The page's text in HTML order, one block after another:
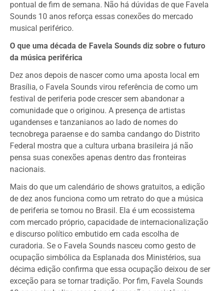
pontual de fim de semana. Não há dúvidas de que Favela
Sounds 10 anos reforça essas conexões do mercado
musical periférico.
O que uma década de Favela Sounds diz sobre o futuro
da música periférica
Dez anos depois de nascer como uma aposta local em
Brasília, o Favela Sounds virou referência de como um
festival de periferia pode crescer sem abandonar a
comunidade que o originou. A presença de artistas
ugandenses e tanzanianos ao lado de nomes do
tecnobrega paraense e do samba candango do Distrito
Federal mostra que a cultura urbana brasileira já não
pensa suas conexões apenas dentro das fronteiras
nacionais.
Mais do que um calendário de shows gratuitos, a edição
de dez anos funciona como um retrato do que a música
de periferia se tornou no Brasil. Ela é um ecossistema
com mercado próprio, capacidade de internacionalização
e discurso político embutido em cada escolha de
curadoria. Se o Favela Sounds nasceu como gesto de
ocupação simbólica da Esplanada dos Ministérios, sua
décima edição confirma que essa ocupação deixou de ser
exceção para se tornar tradição. Por fim, Favela Sounds